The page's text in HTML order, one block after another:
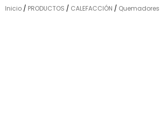
Inicio / PRODUCTOS / CALEFACCIÓN / Quemadores